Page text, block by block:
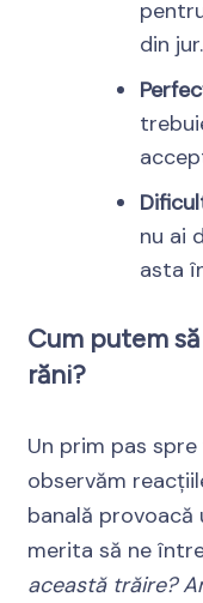
din jur.
nu ai
asta
Cum putem
răni?
Un prim pas
observăm
banală provoacă
merita să ne
această trăire?